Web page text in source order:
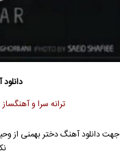
ترانه سرا و
جهت دانلود آهنگ دختر بهمنی از